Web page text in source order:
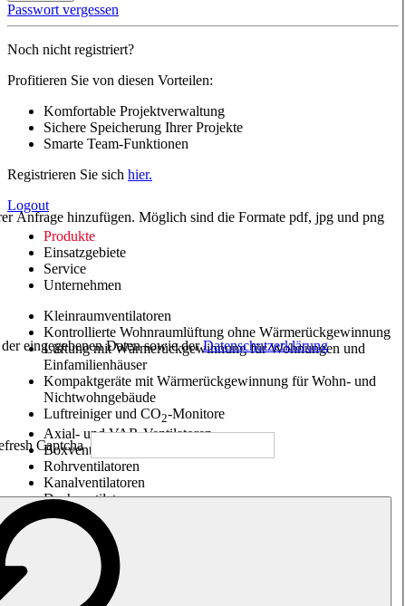
Passwort vergessen
Noch nicht registriert?
Profitieren Sie von diesen Vorteilen:
Komfortable Projektverwaltung
Sichere Speicherung Ihrer Projekte
Smarte Team-Funktionen
Registrieren Sie sich hier.
Logout
Produkte
Einsatzgebiete
Service
Unternehmen
Kleinraumventilatoren
Kontrollierte Wohnraumlüftung ohne Wärmerückgewinnung
Lüftung mit Wärmerückgewinnung für Wohnungen und
Einfamilienhäuser
Kompaktgeräte mit Wärmerückgewinnung für Wohn- und
Nichtwohngebäude
Luftreiniger und CO2-Monitore
Axial- und VAR-Ventilatoren
Boxventilatoren
Rohrventilatoren
Kanalventilatoren
Dachventilatoren
Entrauchung, Rauchfreihaltung und Garagenlüftung
Impulsventilatoren
Explosionsgeschützte Ventilatoren
Messen. Steuern. Regeln.
Luftbehandlung
Mechanisches Zubehör
Anfrage hinzufügen. Möglich sind die Formate pdf, jpg und png
eingegebenen Daten sowie derDatenschutzerklärung